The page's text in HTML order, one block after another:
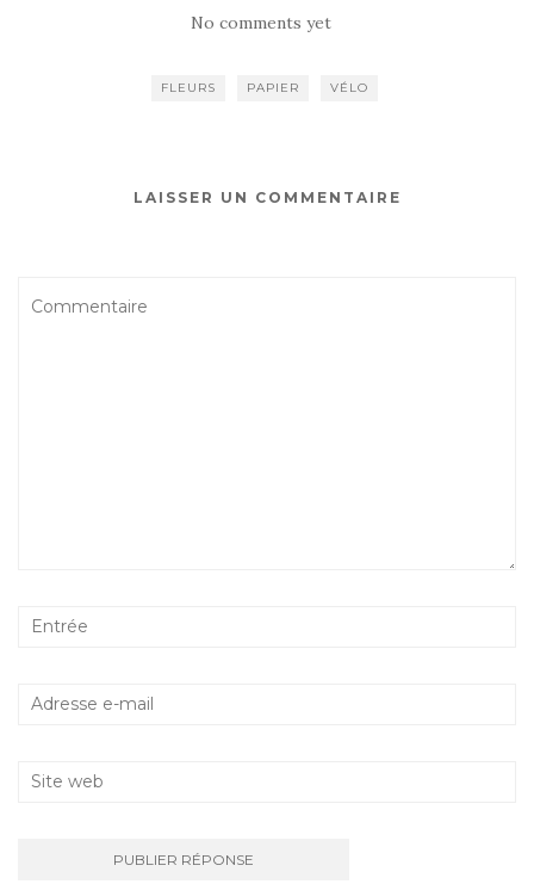
No comments yet
FLEURS PAPIER VÉLO
LAISSER UN COMMENTAIRE